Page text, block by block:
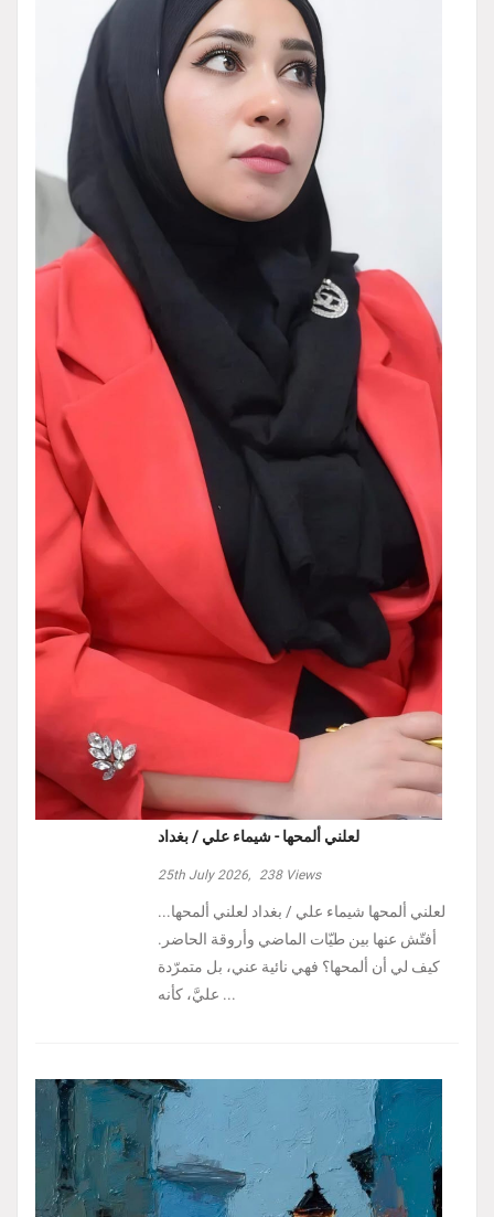
لعلني ألمحها - شيماء علي / بغداد
25th July 2026, 238Views
لعلني ألمحها شيماء علي / بغداد لعلني ألمحها...
أفتّش عنها بين طيّات الماضي وأروقة الحاضر.
كيف لي أن ألمحها؟ فهي نائية عني، بل متمرّدة
عليَّ، كأنه ...